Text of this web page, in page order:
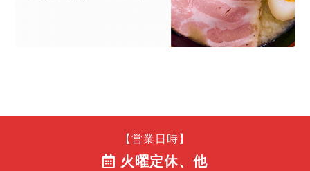
【営業日時】
火曜定休、他